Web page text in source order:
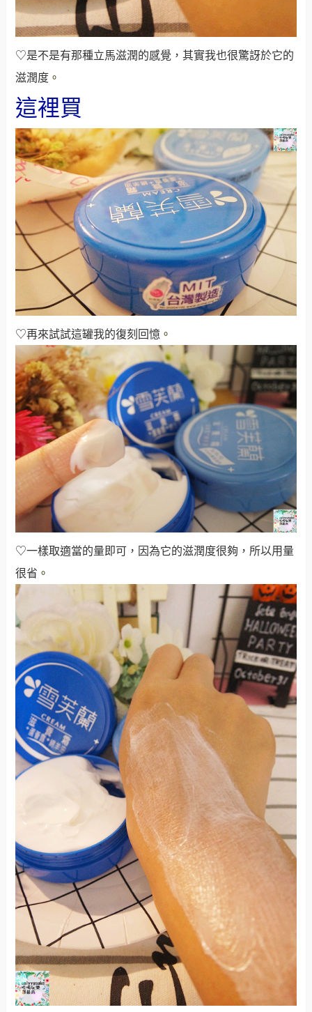
♡是不是有那種立馬滋潤的感覺，其實我也很驚訝於它的
滋潤度 。
這裡買
♡再來試試這罐我的復刻回憶 。
♡一樣取適當的量即可，因為它的滋潤度很夠，所以用量
很省 。